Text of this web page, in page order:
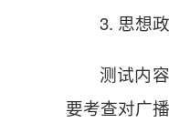
3. 思想
测试内
要考查对广